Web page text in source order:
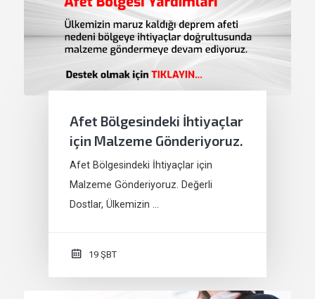
Afet Bölgesindeki İhtiyaçlar
için Malzeme Gönderiyoruz.
Afet Bölgesindeki İhtiyaçlar için
Malzeme Gönderiyoruz. Değerli
Dostlar, Ülkemizin …
19 ŞBT